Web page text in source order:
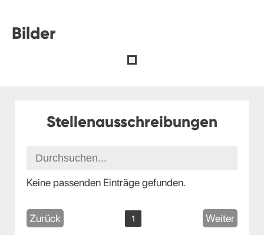
Bilder
Stellenausschreibungen
Keine passenden Einträge gefunden.
Zurück 1 Weiter